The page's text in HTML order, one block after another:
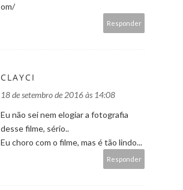
om/
Responder
CLAYCI
18 de setembro de 2016 às 14:08
Eu não sei nem elogiar a fotografia
desse filme, sério..
Eu choro com o filme, mas é tão lindo...
Responder